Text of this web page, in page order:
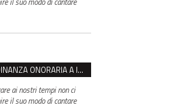
VENTASSO, SÌ ALLA CITTADINANZA ONORARIA A IVA ZANICCHI. MA BARGIACCHI: “È DI PESSIMO GUSTO”
ai nostri tempi non ci
il suo modo di cantare